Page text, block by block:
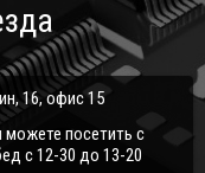
16, офис 15
посетить с
с 12-30 до 13-20